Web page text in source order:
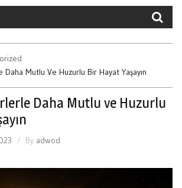
Mutlu Ve Huzurlu Bir Hayat Yaşayın
Daha Mutlu ve Huzurlu
By adwod